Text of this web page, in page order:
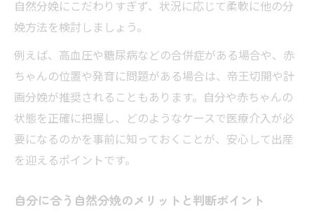
自然分娩にこだわりすぎず、状況に応じて柔軟に他の分
娩方法を検討しましょう。
例えば、高血圧や糖尿病などの合併症がある場合や、赤
ちゃんの位置や発育に問題がある場合は、帝王切開や計
画分娩が推奨されることもあります。自分や赤ちゃんの
状態を正確に把握し、どのようなケースで医療介入が必
要になるのかを事前に知っておくことが、安心して出産
を迎えるポイントです。
自分に合う自然分娩のメリットと判断ポイント